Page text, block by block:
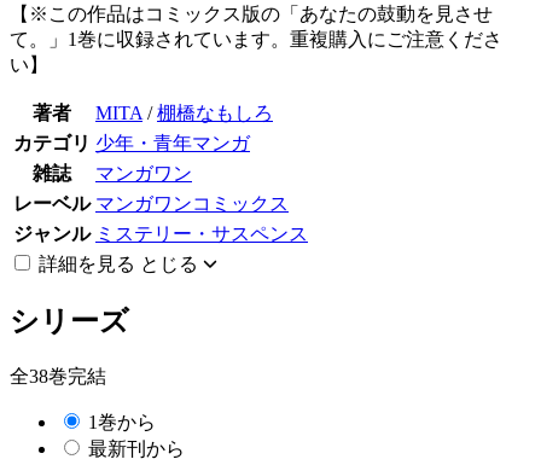
【※この作品はコミックス版の「あなたの鼓動を見させ
て。」1巻に収録されています。重複購入にご注意くださ
い】
著者 MITA /棚橋なもしろ
カテゴリ 少年・青年マンガ
雑誌
マンガワン
レーベル マンガワンコミックス
ジャンル ミステリー・サスペンス
詳細を見る とじる
シリーズ
全38巻完結
1巻から
最新刊から